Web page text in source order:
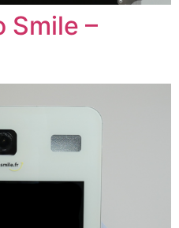
Smile –